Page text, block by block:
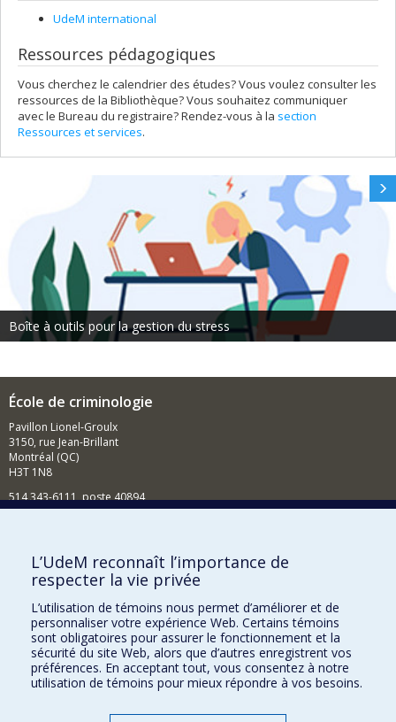
UdeM international
Ressources pédagogiques
Vous cherchez le calendrier des études? Vous voulez consulter les
ressources de la Bibliothèque? Vous souhaitez communiquer
avec le Bureau du registraire? Rendez-vous à la section
Ressources et services.
Boîte à outils pour la gestion du stress
École de criminologie
Pavillon Lionel-Groulx
3150, rue Jean-Brillant
Montréal (QC)
H3T 1N8
514 343-6111, poste 40894
Comment soutenir l'École?
BESOIN D'AIDE?
Plan du site
Signaler une erreur
Accessibilité
FACULTÉ DES ARTS ET DES SCIENCES
L’UdeM reconnaît l’importance de
respecter la vie privée
L’utilisation de témoins nous permet d’améliorer et de
personnaliser votre expérience Web. Certains témoins
sont obligatoires pour assurer le fonctionnement et la
sécurité du site Web, alors que d’autres enregistrent vos
préférences. En acceptant tout, vous consentez à notre
utilisation de témoins pour mieux répondre à vos besoins.